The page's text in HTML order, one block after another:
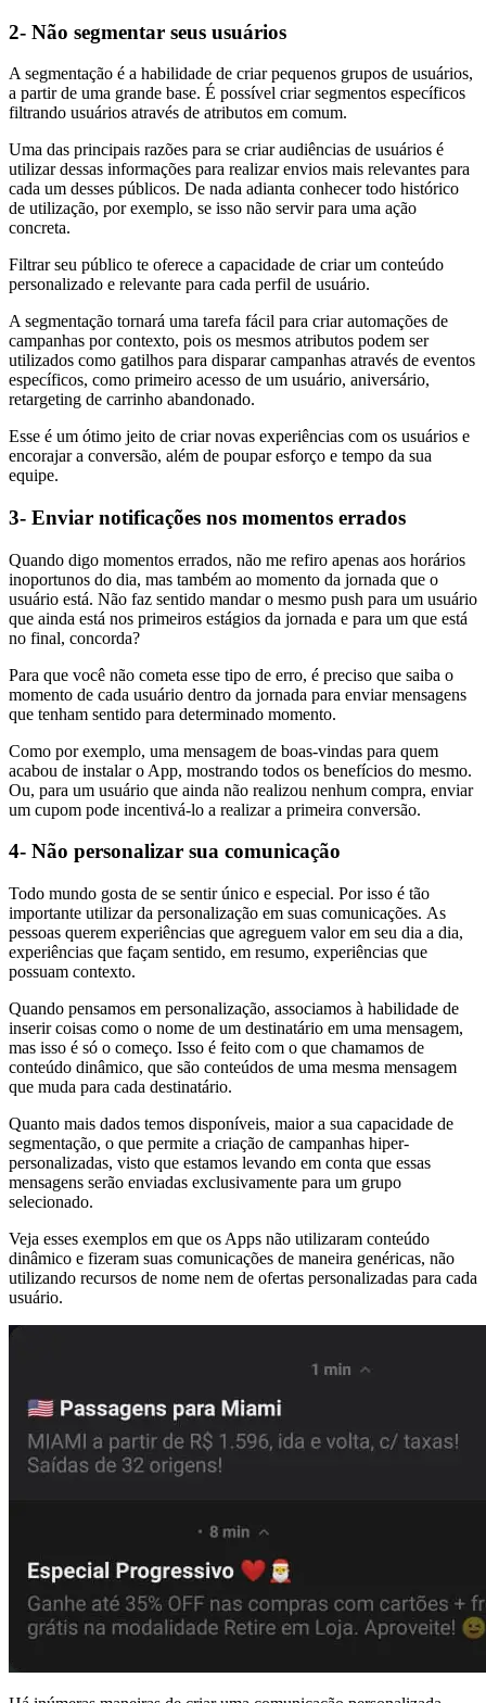
2- Não segmentar seus usuários
A segmentação é a habilidade de criar pequenos grupos de usuários,
a partir de uma grande base. É possível criar segmentos específicos
filtrando usuários através de atributos em comum.
Uma das principais razões para se criar audiências de usuários é
utilizar dessas informações para realizar envios mais relevantes para
cada um desses públicos. De nada adianta conhecer todo histórico
de utilização, por exemplo, se isso não servir para uma ação
concreta.
Filtrar seu público te oferece a capacidade de criar um conteúdo
personalizado e relevante para cada perfil de usuário.
A segmentação tornará uma tarefa fácil para criar automações de
campanhas por contexto, pois os mesmos atributos podem ser
utilizados como gatilhos para disparar campanhas através de eventos
específicos, como primeiro acesso de um usuário, aniversário,
retargeting de carrinho abandonado.
Esse é um ótimo jeito de criar novas experiências com os usuários e
encorajar a conversão, além de poupar esforço e tempo da sua
equipe.
3- Enviar notificações nos momentos errados
Quando digo momentos errados, não me refiro apenas aos horários
inoportunos do dia, mas também ao momento da jornada que o
usuário está. Não faz sentido mandar o mesmo push para um usuário
que ainda está nos primeiros estágios da jornada e para um que está
no final, concorda?
Para que você não cometa esse tipo de erro, é preciso que saiba o
momento de cada usuário dentro da jornada para enviar mensagens
que tenham sentido para determinado momento.
Como por exemplo, uma mensagem de boas-vindas para quem
acabou de instalar o App, mostrando todos os benefícios do mesmo.
Ou, para um usuário que ainda não realizou nenhum compra, enviar
um cupom pode incentivá-lo a realizar a primeira conversão.
4- Não personalizar sua comunicação
Todo mundo gosta de se sentir único e especial. Por isso é tão
importante utilizar da personalização em suas comunicações. As
pessoas querem experiências que agreguem valor em seu dia a dia,
experiências que façam sentido, em resumo, experiências que
possuam contexto.
Quando pensamos em personalização, associamos à habilidade de
inserir coisas como o nome de um destinatário em uma mensagem,
mas isso é só o começo. Isso é feito com o que chamamos de
conteúdo dinâmico, que são conteúdos de uma mesma mensagem
que muda para cada destinatário.
Quanto mais dados temos disponíveis, maior a sua capacidade de
segmentação, o que permite a criação de campanhas hiper-
personalizadas, visto que estamos levando em conta que essas
mensagens serão enviadas exclusivamente para um grupo
selecionado.
Veja esses exemplos em que os Apps não utilizaram conteúdo
dinâmico e fizeram suas comunicações de maneira genéricas, não
utilizando recursos de nome nem de ofertas personalizadas para cada
usuário.